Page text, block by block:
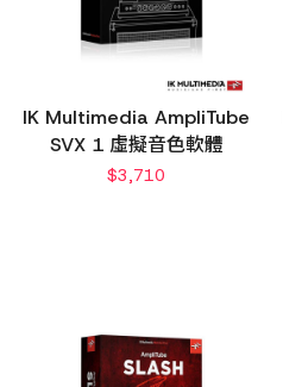
IK Multimedia AmpliTube
SVX 1 虛擬音色軟體
$3,710